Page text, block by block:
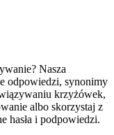
Nasza
odpowiedzi, synonimy
krzyżówek,
albo skorzystaj z
hasła i podpowiedzi.